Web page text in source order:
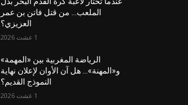
الملعب… من قتل فاتن بن عمر
العزيزي؟
1 غشت 2026
الرياضة المغربية بين «المهمة»
و«المهنة»… هل آن الأوان لإعلان نهاية
النموذج القديم؟
1 غشت 2026